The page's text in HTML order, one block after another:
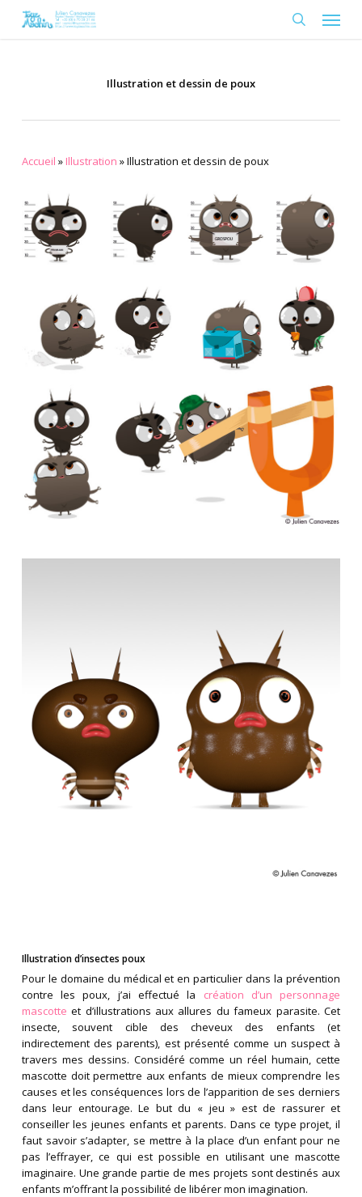
Menu
Illustration et dessin de poux
Accueil » Illustration »Illustration et dessin de poux
Illustration d’insectes poux
Pour le domaine du médical et en particulier dans la prévention
contre les poux, j’ai effectué la création d’un personnage
mascotte et d’illustrations aux allures du fameux parasite. Cet
insecte, souvent cible des cheveux des enfants (et
indirectement des parents), est présenté comme un suspect à
travers mes dessins. Considéré comme un réel humain, cette
mascotte doit permettre aux enfants de mieux comprendre les
causes et les conséquences lors de l’apparition de ses derniers
dans leur entourage. Le but du « jeu » est de rassurer et
conseiller les jeunes enfants et parents. Dans ce type projet, il
faut savoir s’adapter, se mettre à la place d’un enfant pour ne
pas l’effrayer, ce qui est possible en utilisant une mascotte
imaginaire. Une grande partie de mes projets sont destinés aux
enfants m’offrant la possibilité de libérer mon imagination.